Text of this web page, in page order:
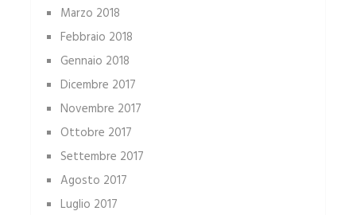
Marzo 2018
Febbraio 2018
Gennaio 2018
Dicembre 2017
Novembre 2017
Ottobre 2017
Settembre 2017
Agosto 2017
Luglio 2017